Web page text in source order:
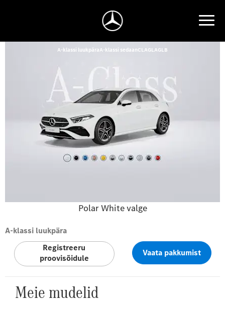
Polar White valge
A-klassi luukpäraA-klassi sedaanCLAGLAGLB
A-klassi luukpära
Registreeru
proovisõidule
Vaata pakkumist
Meie mudelid